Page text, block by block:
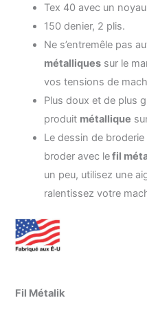
Tex 40 avec un
150 denier, 2 plis.
Ne s’entremêle pas
métalliquessur le
vos tensions de
Plus doux et de plus
produit métallique
Le dessin de
broder avec lefil
un peu, utilisez une
ralentissez votre
Fil Métalik
quantité